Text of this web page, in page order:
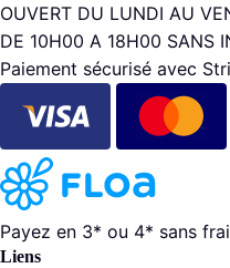
OUVERT DU LUNDI AU
DE 10H00 A 18H00 SANS
Paiement sécurisé avec
Payez en 3* ou 4* sans
Liens